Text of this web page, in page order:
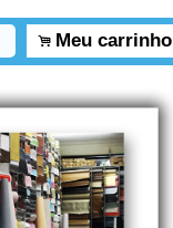
. Meu carrinho